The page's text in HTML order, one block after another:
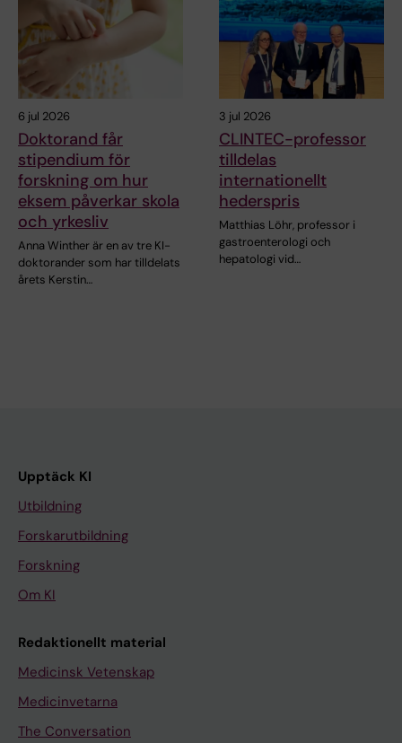
6 jul 2026
Doktorand får
stipendium för
forskning om hur
eksem påverkar skola
och yrkesliv
Anna Winther är en av tre KI-
doktorander som har tilldelats
årets Kerstin…
3 jul 2026
CLINTEC-professor
tilldelas
internationellt
hederspris
Matthias Löhr, professor i
gastroenterologi och
hepatologi vid…
Upptäck KI
Utbildning
Forskarutbildning
Forskning
Om KI
Redaktionellt material
Medicinsk Vetenskap
Medicinvetarna
The Conversation